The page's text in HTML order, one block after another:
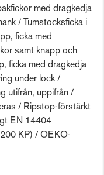
med dragkedja
/ Tumstocksficka i
ficka med
samt knapp och
ficka med dragkedja
under lock /
utifrån, uppifrån /
/ Ripstop-förstärkt
EN 14404
KP) / OEKO-